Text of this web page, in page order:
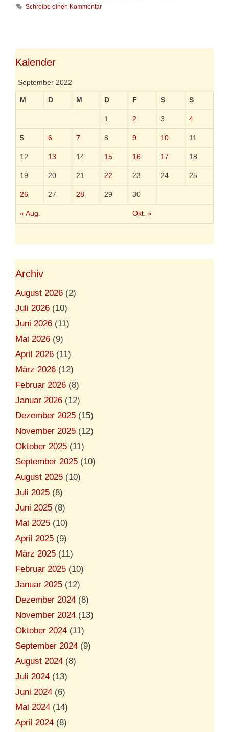
i
i
g
e
n
c
ö
e
Schreibe einen Kommentar
Kalender
September 2022
M D M D F S S
« Aug. Okt. »
1 2 3 4
5 6 7 8 9 10 11
12 13 14 15 16 17 18
19 20 21 22 23 24 25
26 27 28 29 30
Archiv
August 2026 (2)
Juli 2026 (10)
Juni 2026 (11)
Mai 2026 (9)
April 2026 (11)
März 2026 (12)
Februar 2026 (8)
Januar 2026 (12)
Dezember 2025 (15)
November 2025 (12)
Oktober 2025 (11)
September 2025 (10)
August 2025 (10)
Juli 2025 (8)
Juni 2025 (8)
Mai 2025 (10)
April 2025 (9)
März 2025 (11)
Februar 2025 (10)
Januar 2025 (12)
Dezember 2024 (8)
November 2024 (13)
Oktober 2024 (11)
September 2024 (9)
August 2024 (8)
Juli 2024 (13)
Juni 2024 (6)
Mai 2024 (14)
April 2024 (8)